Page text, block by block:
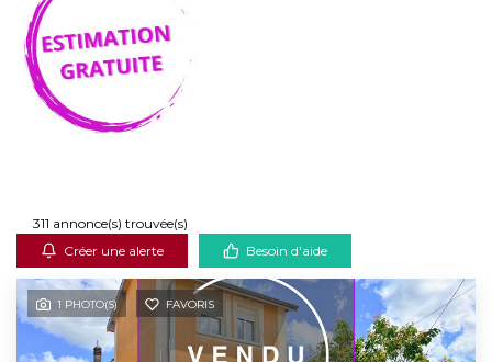
311 annonce(s) trouvée(s)
Créer une alerte
Besoin d'aide
1 PHOTO(S) FAVORIS